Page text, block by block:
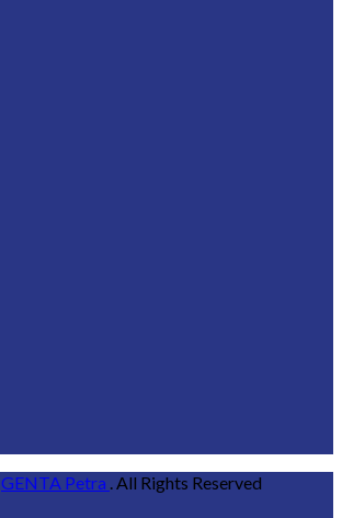
GENTA Petra . All Rights Reserved